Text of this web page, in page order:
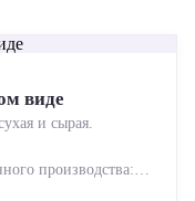
виде
и сырая.
производства: